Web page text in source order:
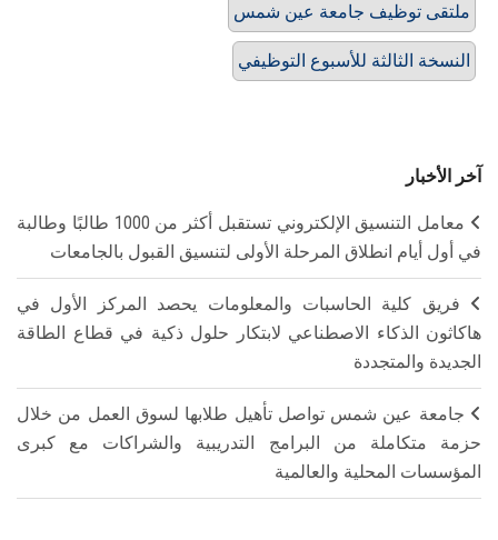
ملتقى توظيف جامعة عين شمس
النسخة الثالثة للأسبوع التوظيفي
آخر الأخبار
معامل التنسيق الإلكتروني تستقبل أكثر من 1000 طالبًا وطالبة
في أول أيام انطلاق المرحلة الأولى لتنسيق القبول بالجامعات
فريق كلية الحاسبات والمعلومات يحصد المركز الأول في
هاكاثون الذكاء الاصطناعي لابتكار حلول ذكية في قطاع الطاقة
الجديدة والمتجددة
جامعة عين شمس تواصل تأهيل طلابها لسوق العمل من خلال
حزمة متكاملة من البرامج التدريبية والشراكات مع كبرى
المؤسسات المحلية والعالمية